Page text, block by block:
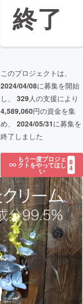
終了
このプロジェクトは、
2024/04/08に募集を開始
し、 329人の支援により
4,589,060円の資金を集
め、 2024/05/31に募集を
終了しました
もう一度プロジェ
クトをやってほし
い
8
4